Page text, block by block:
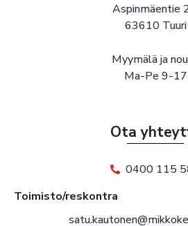
Aspinmäentie
63610 Tuuri
Myymälä ja
Ma-Pe 9-17
Ota
0400 115
Toimisto/reskontra